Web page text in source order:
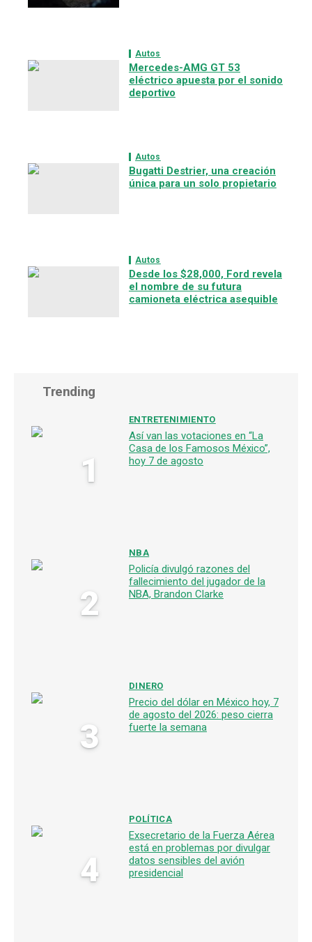
Autos
Mercedes-AMG GT 53
eléctrico apuesta por el sonido
deportivo
Autos
Bugatti Destrier, una creación
única para un solo propietario
Autos
Desde los $28,000, Ford revela
el nombre de su futura
camioneta eléctrica asequible
Trending
1
ENTRETENIMIENTO
Así van las votaciones en “La
Casa de los Famosos México”,
hoy 7 de agosto
2
NBA
Policía divulgó razones del
fallecimiento del jugador de la
NBA, Brandon Clarke
3
DINERO
Precio del dólar en México hoy, 7
de agosto del 2026: peso cierra
fuerte la semana
4
POLÍTICA
Exsecretario de la Fuerza Aérea
está en problemas por divulgar
datos sensibles del avión
presidencial